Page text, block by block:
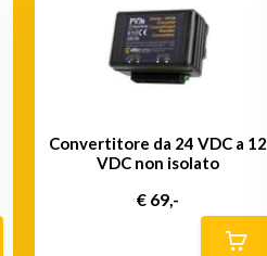
Convertitore da 24 VDC a 12
VDC non isolato
€ 69,-